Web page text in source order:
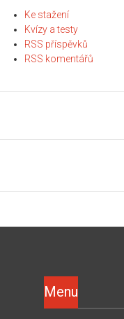
Ke stažení
Kvízy a testy
RSS příspěvků
RSS komentářů
Menu